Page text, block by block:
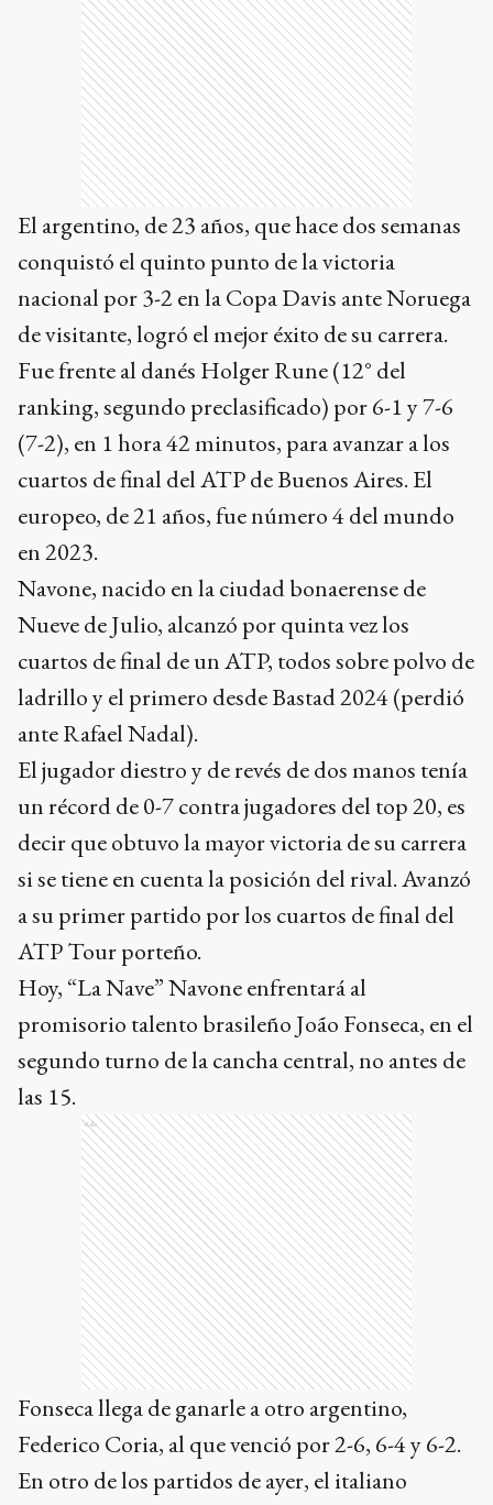
El argentino, de 23 años, que hace dos semanas
conquistó el quinto punto de la victoria
nacional por 3-2 en la Copa Davis ante Noruega
de visitante, logró el mejor éxito de su carrera.
Fue frente al danés Holger Rune (12° del
ranking, segundo preclasificado) por 6-1 y 7-6
(7-2), en 1 hora 42 minutos, para avanzar a los
cuartos de final del ATP de Buenos Aires. El
europeo, de 21 años, fue número 4 del mundo
en 2023.
Navone, nacido en la ciudad bonaerense de
Nueve de Julio, alcanzó por quinta vez los
cuartos de final de un ATP, todos sobre polvo de
ladrillo y el primero desde Bastad 2024 (perdió
ante Rafael Nadal).
El jugador diestro y de revés de dos manos tenía
un récord de 0-7 contra jugadores del top 20, es
decir que obtuvo la mayor victoria de su carrera
si se tiene en cuenta la posición del rival. Avanzó
a su primer partido por los cuartos de final del
ATP Tour porteño.
Hoy, “La Nave” Navone enfrentará al
promisorio talento brasileño João Fonseca, en el
segundo turno de la cancha central, no antes de
las 15.
Ads
Fonseca llega de ganarle a otro argentino,
Federico Coria, al que venció por 2-6, 6-4 y 6-2.
En otro de los partidos de ayer, el italiano